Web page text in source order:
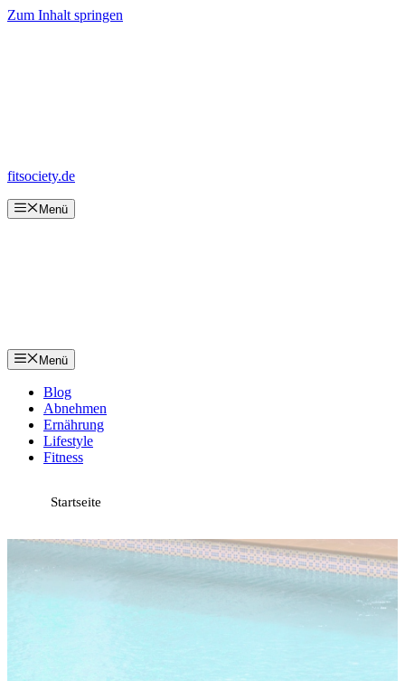
Zum Inhalt springen
fitsociety.de
Menü
Menü
Blog
Abnehmen
Ernährung
Lifestyle
Fitness
Startseite